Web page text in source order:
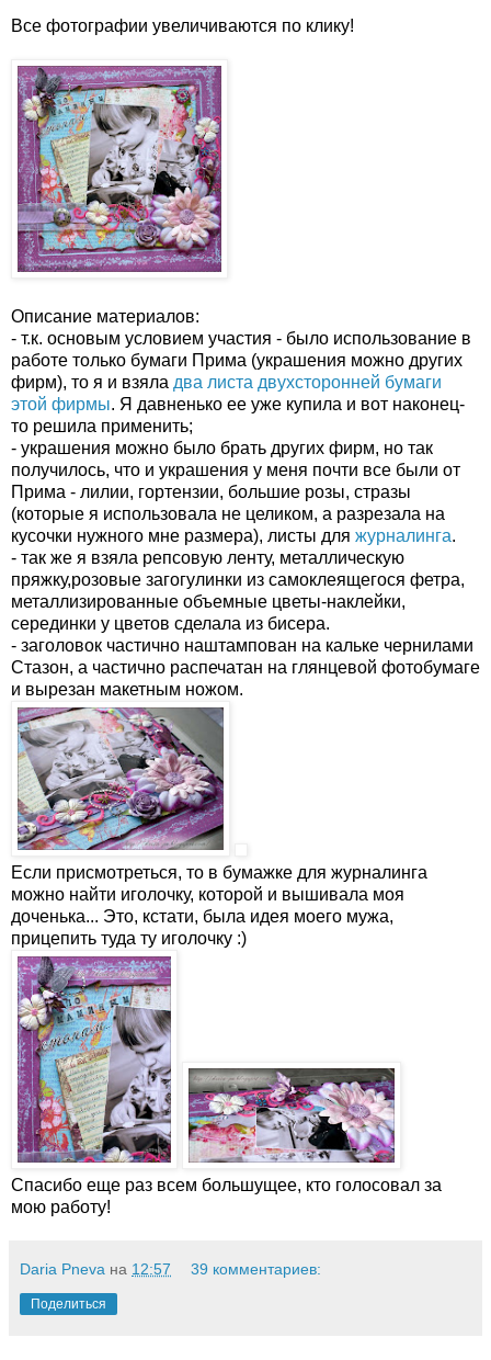
Все фотографии увеличиваются по клику!
Описание материалов:
- т.к. основым условием участия - было использование в
работе только бумаги Прима (украшения можно других
фирм), то я и взяла два листа двухсторонней бумаги
этой фирмы. Я давненько ее уже купила и вот наконец-
то решила применить;
- украшения можно было брать других фирм, но так
получилось, что и украшения у меня почти все были от
Прима - лилии, гортензии, большие розы, стразы
(которые я использовала не целиком, а разрезала на
кусочки нужного мне размера), листы для журналинга.
- так же я взяла репсовую ленту, металлическую
пряжку,розовые загогулинки из самоклеящегося фетра,
металлизированные объемные цветы-наклейки,
серединки у цветов сделала из бисера.
- заголовок частично наштампован на кальке чернилами
Стазон, а частично распечатан на глянцевой фотобумаге
и вырезан макетным ножом.
Если присмотреться, то в бумажке для журналинга
можно найти иголочку, которой и вышивала моя
доченька... Это, кстати, была идея моего мужа,
прицепить туда ту иголочку :)
Спасибо еще раз всем большущее, кто голосовал за
мою работу!
Daria Pneva на 12:57 39 комментариев:
Поделиться